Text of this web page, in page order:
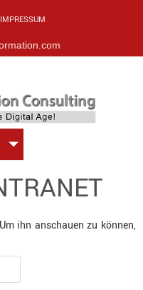
IMPRESSUM
ihn anschauen zu können,